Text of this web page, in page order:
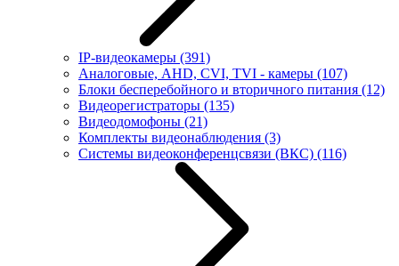
IP-видеокамеры (391)
Аналоговые, AHD, CVI, TVI - камеры (107)
Блоки бесперебойного и вторичного питания (12)
Видеорегистраторы (135)
Видеодомофоны (21)
Комплекты видеонаблюдения (3)
Системы видеоконференцсвязи (ВКС) (116)